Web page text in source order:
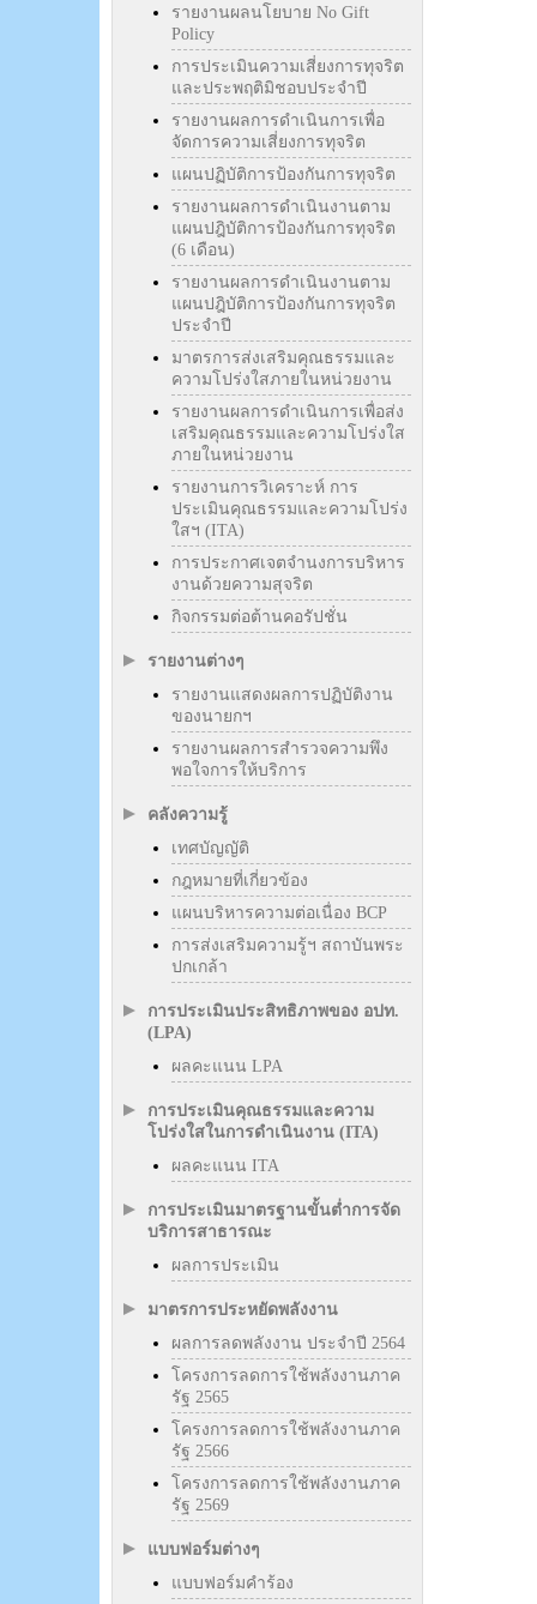
รายงานผลนโยบาย No Gift
Policy
การประเมินความเสี่ยงการทุจริต
และประพฤติมิชอบประจำปี
รายงานผลการดำเนินการเพื่อ
จัดการความเสี่ยงการทุจริต
แผนปฏิบัติการป้องกันการทุจริต
รายงานผลการดำเนินงานตาม
แผนปฎิบัติการป้องกันการทุจริต
(6 เดือน)
รายงานผลการดำเนินงานตาม
แผนปฎิบัติการป้องกันการทุจริต
ประจำปี
มาตรการส่งเสริมคุณธรรมและ
ความโปร่งใสภายในหน่วยงาน
รายงานผลการดำเนินการเพื่อส่ง
เสริมคุณธรรมและความโปร่งใส
ภายในหน่วยงาน
รายงานการวิเคราะห์ การ
ประเมินคุณธรรมและความโปร่ง
ใสฯ (ITA)
การประกาศเจตจำนงการบริหาร
งานด้วยความสุจริต
กิจกรรมต่อต้านคอรัปชั่น
รายงานต่างๆ
รายงานแสดงผลการปฏิบัติงาน
ของนายกฯ
รายงานผลการสำรวจความพึง
พอใจการให้บริการ
คลังความรู้
เทศบัญญัติ
กฎหมายที่เกี่ยวข้อง
แผนบริหารความต่อเนื่อง BCP
การส่งเสริมความรู้ฯ สถาบันพระ
ปกเกล้า
การประเมินประสิทธิภาพของ อปท.
(LPA)
ผลคะแนน LPA
การประเมินคุณธรรมและความ
โปร่งใสในการดำเนินงาน (ITA)
ผลคะแนน ITA
การประเมินมาตรฐานขั้นต่ำการจัด
บริการสาธารณะ
ผลการประเมิน
มาตรการประหยัดพลังงาน
ผลการลดพลังงาน ประจำปี 2564
โครงการลดการใช้พลังงานภาค
รัฐ 2565
โครงการลดการใช้พลังงานภาค
รัฐ 2566
โครงการลดการใช้พลังงานภาค
รัฐ 2569
แบบฟอร์มต่างๆ
แบบฟอร์มคำร้อง